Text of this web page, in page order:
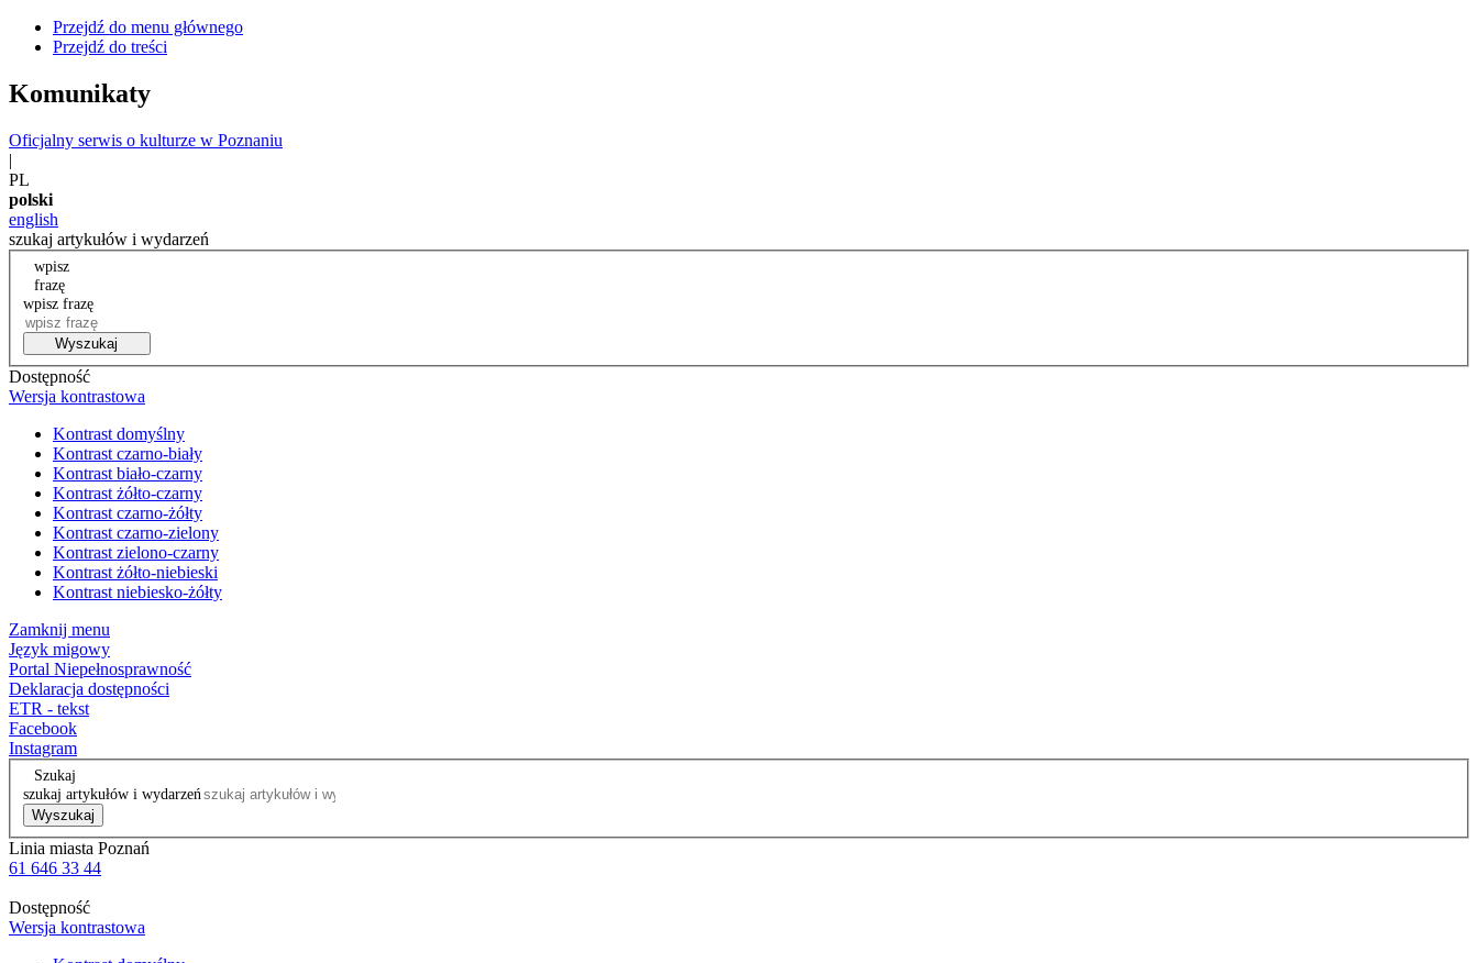
Przejdź do menu głównego
Przejdź do treści
Komunikaty
Oficjalny serwis o kulturze w Poznaniu
|
PL
polski
english
szukaj artykułów i wydarzeń
wpisz
frazę
wpisz frazę
Wyszukaj
Dostępność
Wersja kontrastowa
Kontrast domyślny
Kontrast czarno-biały
Kontrast biało-czarny
Kontrast żółto-czarny
Kontrast czarno-żółty
Kontrast czarno-zielony
Kontrast zielono-czarny
Kontrast żółto-niebieski
Kontrast niebiesko-żółty
Zamknij menu
Język migowy
Portal Niepełnosprawność
Deklaracja dostępności
ETR - tekst
Facebook
Instagram
Szukaj
szukaj artykułów i wydarzeń
Wyszukaj
Linia miasta Poznań
61 646 33 44
Dostępność
Wersja kontrastowa